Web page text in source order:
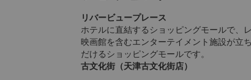
リバービュープレース
ホテルに直結するショッピングモールで、
映画館を含むエンターテイメント施設が立
だけるショッピングモールです。
古文化街（天津古文化街店）